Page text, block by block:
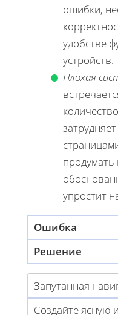
ошибки,
удобстве
устройств.
Плохая
продумать
упростит
Ошибка
Решение
Запутанная
Создайте ясную